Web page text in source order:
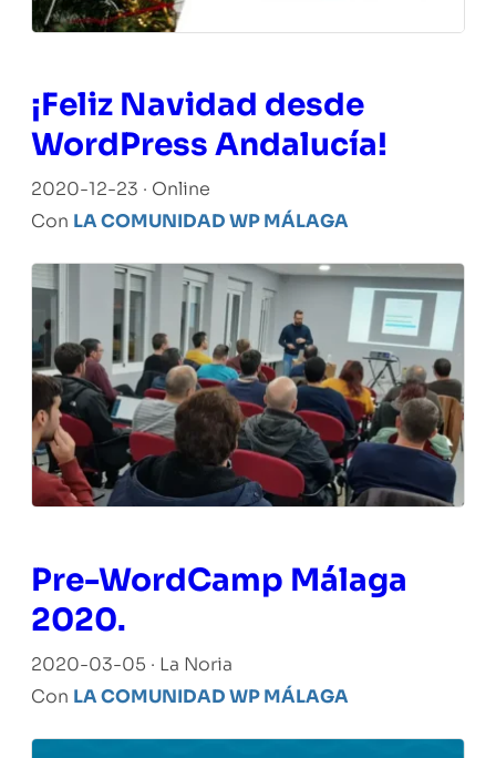
¡Feliz Navidad desde
WordPress Andalucía!
2020-12-23 · Online
Con LA COMUNIDAD WP MÁLAGA
Pre-WordCamp Málaga
2020.
2020-03-05 · La Noria
Con LA COMUNIDAD WP MÁLAGA